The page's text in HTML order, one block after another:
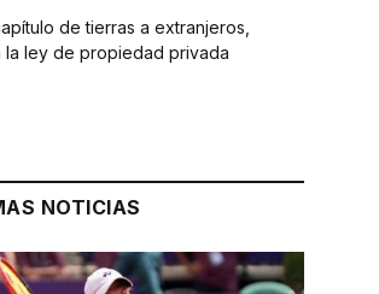
de tierras a extranjeros,
la ley de propiedad privada
NOTICIAS